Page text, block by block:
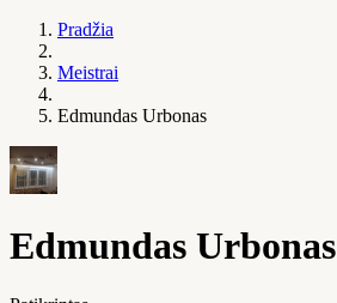
Pradžia
Meistrai
Edmundas Urbonas
Edmundas Urbonas